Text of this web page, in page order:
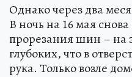
Однако через два
В ночь на 16 мая
прорезания шин – на
глубоких, что в
рука. Только возле